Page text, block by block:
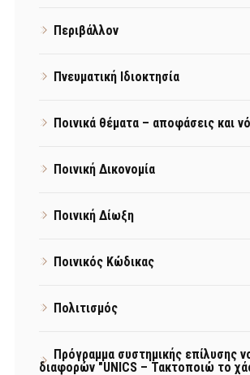
Περιβάλλον
Πνευματική Ιδιοκτησία
Ποινικά θέματα – αποφάσεις και
Ποινική Δικονομία
Ποινική Δίωξη
Ποινικός Κώδικας
Πολιτισμός
Πρόγραμμα συστημικής επίλυσης
διαφορών "UNICS – Τακτοποιώ το